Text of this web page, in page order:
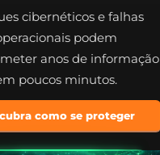
cibernéticos e falhas
podem
anos de informação
poucos minutos.
como se proteger